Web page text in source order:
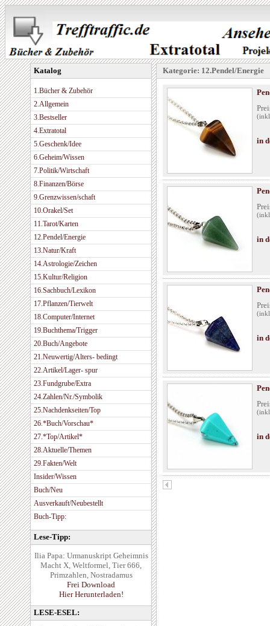
Katalog
1.Bücher & Zubehör
2.Allgemein
3.Bestseller
4.Extratotal
5.Geschenk/Idee
6.Geheim/Wissen
7.Politik/Wirtschaft
8.Finanzen/Börse
9.Grenzwissen/schaft
10.Orakel/Set
11.Tarot/Karten
12.Pendel/Energie
13.Natur/Kraft
14.Astrologie/Zeichen
15.Kultur/Religion
16.Sachbuch/Lexikon
17.Pflanzen/Tierwelt
18.Computer/Internet
19.Buchthema/Trigger
20.Buch/Angebote
21.Neuwertig/Alters- bedingt
22.Artikel/Lager- spur
23.Fundgrube/Extra
24.Zahlen/Nr./Symbolik
25.Nachdenkseiten/Top
26.*Buch/Vorschau*
27.*Top/Artikel*
28.Aktuelle/Themen
29.Fakten/Welt
Insider/Wissen
Buch/Neu
Ausverkauft/Neubestellt
Buch-Tipp:
Lese-Tipp:
Ilia Papa: Urmanuskript Geheimnis
Macht X, Weltformel, Tier 666,
Primzahlen, Nostradamus
Frei Download
Hier Herunterladen!
LESE-ESEL:
Kategorie: 12.Pendel/Energie
in
in
in
in